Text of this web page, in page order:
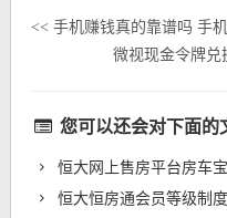
<<手机赚钱真的靠谱吗 手
微视现金令牌
您可以还会对下面的
恒大网上售房平台房车
恒大恒房通会员等级制